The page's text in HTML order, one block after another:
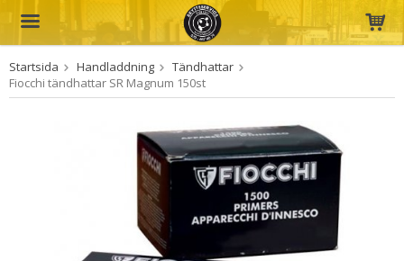
Produkten har blivit tillagd i varukorgen
Startsida Handladdning
Tändhattar
Fiocchi tändhattar SR Magnum 150st